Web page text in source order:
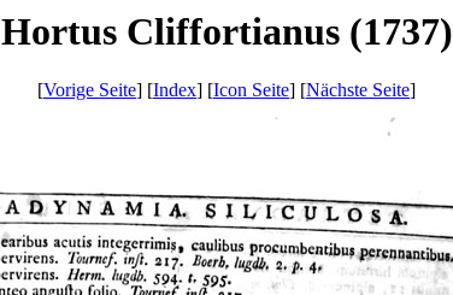
Hortus Cliffortianus (1737)
[Vorige Seite] [Index] [Icon Seite] [Nächste Seite]